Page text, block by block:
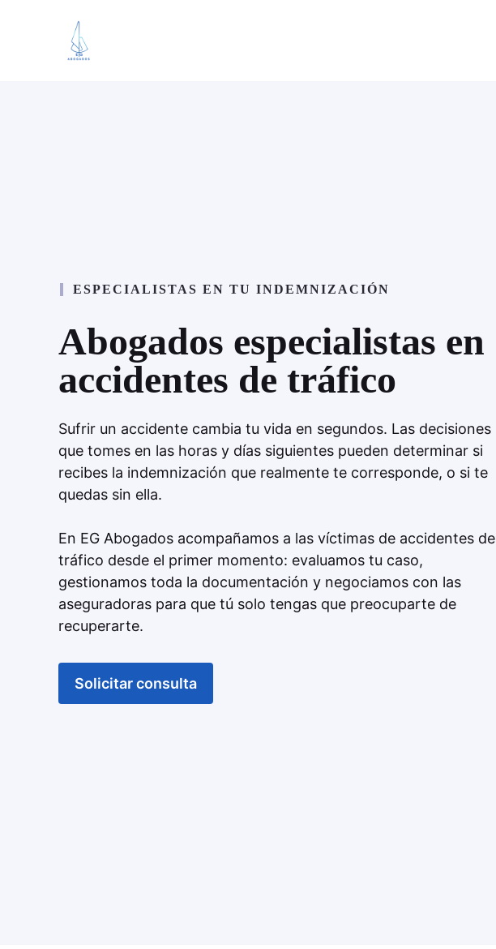
contenido
ESPECIALISTAS EN TU INDEMNIZACIÓN
Abogados especialistas en
accidentes de tráfico
Sufrir un accidente cambia tu vida en segundos. Las decisiones
que tomes en las horas y días siguientes pueden determinar si
recibes la indemnización que realmente te corresponde, o si te
quedas sin ella.
En EG Abogados acompañamos a las víctimas de accidentes de
tráfico desde el primer momento: evaluamos tu caso,
gestionamos toda la documentación y negociamos con las
aseguradoras para que tú solo tengas que preocuparte de
recuperarte.
Solicitar consulta